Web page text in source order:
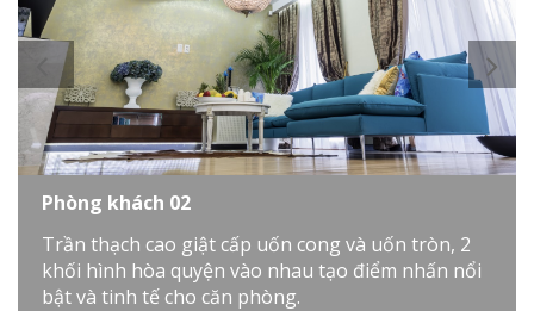
Phòng khách 02
Trần thạch cao giật cấp uốn cong và uốn tròn, 2
khối hình hòa quyện vào nhau tạo điểm nhấn nổi
bật và tinh tế cho căn phòng.